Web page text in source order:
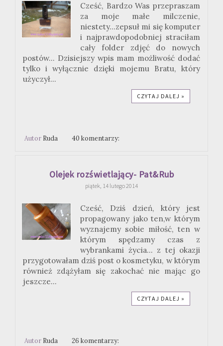
Cześć, Bardzo Was przepraszam
za moje małe milczenie,
niestety...zepsuł mi się komputer
i najprawdopodobniej straciłam
cały folder zdjęć do nowych
postów... Dzisiejszy wpis mam możliwość dodać
tylko i wyłącznie dzięki mojemu Bratu, który
użyczył...
CZYTAJ DALEJ »
Autor Ruda 40 komentarzy:
Olejek rozświetlający- Pat&Rub
piątek, 14 lutego 2014
Cześć, Dziś dzień, który jest
propagowany jako ten,w którym
wyznajemy sobie miłość, ten w
którym spędzamy czas z
wybrankami życia... z tej okazji
przygotowałam dziś post o kosmetyku, w którym
również zdążyłam się zakochać nie mając go
jeszcze...
CZYTAJ DALEJ »
Autor Ruda 26 komentarzy: